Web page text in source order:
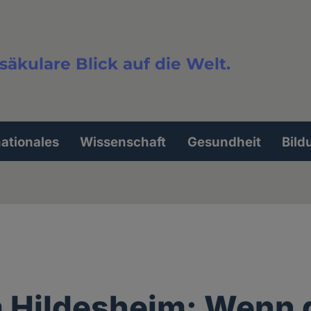
Blick auf die Welt.
Wissenschaft Gesundheit